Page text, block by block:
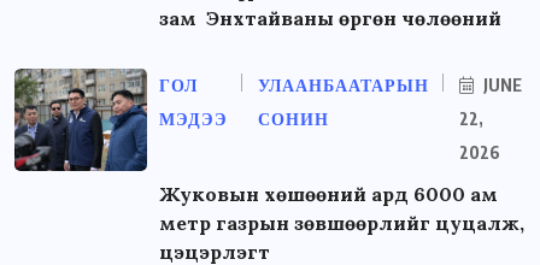
зам Энхтайваны өргөн чөлөөний
ГОЛ
МЭДЭЭ
УЛААНБААТАРЫН
СОНИН
JUNE
22,
2026
Жуковын хөшөөний ард 6000 ам
метр газрын зөвшөөрлийг цуцалж,
цэцэрлэгт